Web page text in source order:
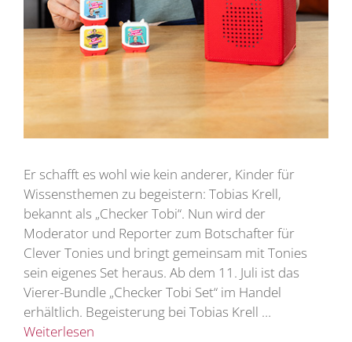
Er schafft es wohl wie kein anderer, Kinder für
Wissensthemen zu begeistern: Tobias Krell,
bekannt als „Checker Tobi“. Nun wird der
Moderator und Reporter zum Botschafter für
Clever Tonies und bringt gemeinsam mit Tonies
sein eigenes Set heraus. Ab dem 11. Juli ist das
Vierer-Bundle „Checker Tobi Set“ im Handel
erhältlich. Begeisterung bei Tobias Krell …
Weiterlesen